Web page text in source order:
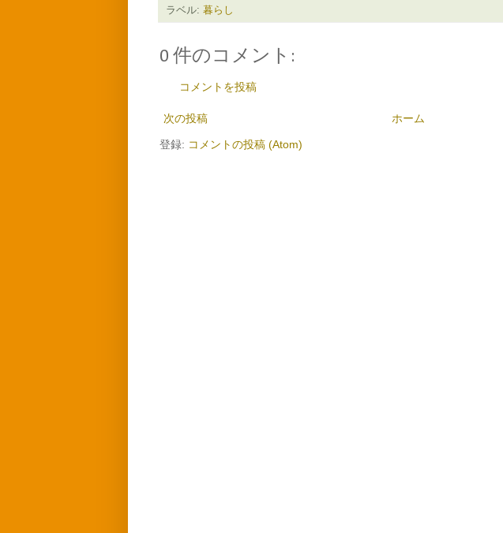
ラベル: 暮らし
0 件のコメント:
コメントを投稿
次の投稿 ホーム
登録: コメントの投稿 (Atom)